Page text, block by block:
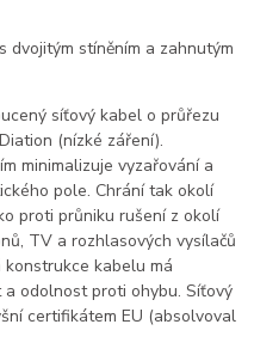
dvojitým stíněním a zahnutým
síťový kabel o průřezu
(nízké záření).
minimalizuje vyzařování a
pole. Chrání tak okolí
proti průniku rušení z okolí
TV a rozhlasových vysílačů
kabelu má
odolnost proti ohybu. Síťový
certifikátem EU (absolvoval